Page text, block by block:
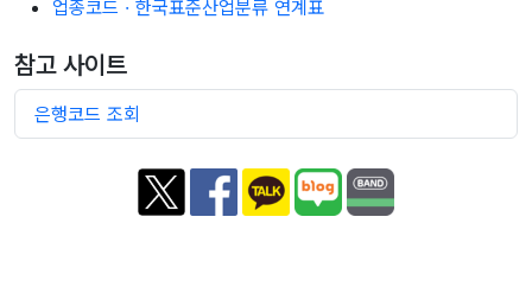
업종코드 · 한국표준산업분류 연계표
참고 사이트
은행코드 조회